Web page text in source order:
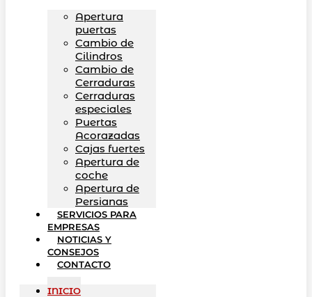
Apertura
puertas
Cambio de
Cilindros
Cambio de
Cerraduras
Cerraduras
especiales
Puertas
Acorazadas
Cajas fuertes
Apertura de
coche
Apertura de
Persianas
SERVICIOS PARA
EMPRESAS
NOTICIAS Y
CONSEJOS
CONTACTO
INICIO